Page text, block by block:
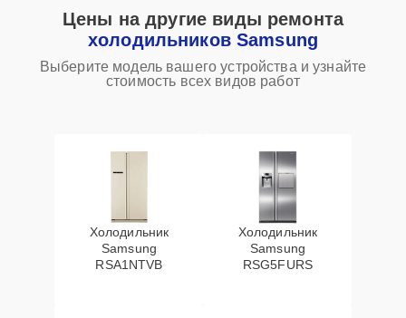
Цены на другие виды ремонта
холодильников Samsung
Выберите модель вашего устройства и узнайте
стоимость всех видов работ
Холодильник
Samsung
RSA1NTVB
Холодильник
Samsung
RSG5FURS